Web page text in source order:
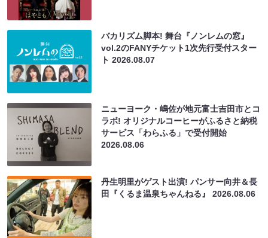
バカリズム脚本! 舞台『ノンレムの窓』
vol.2のFANYチケット1次先行受付スター
ト2026.08.07
ニューヨーク・嶋佐が地元富士吉田市とコ
ラボ! オリジナルコーヒーがふるさと納税
サービス「わらふる」で受付開始
2026.08.06
丹生明里がゲスト出演! パンサー向井＆長
田『くるま温泉ちゃんねる』2026.08.06